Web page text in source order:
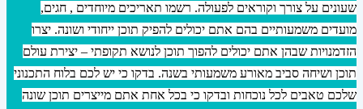
שעונים על צורך וקוראים לפעולה. רשמו תאריכים מיוחדים , חגים,
מועדים משמעותיים בהם אתם יכולים להפיק תוכן ייחודי ושונה. יצרו
הזדמנויות שבהן אתם יכולים להפוך תוכן לנושא תקופתי – יצירת עולם
תוכן ושיחה סביב מאורע משמעותי בשנה. בדקו כי יש לכם בלוח התכנוני
שלכם טאבים לכל נוכחות ובדקו כי בכל אחת אתם מייצרים תוכן שונה